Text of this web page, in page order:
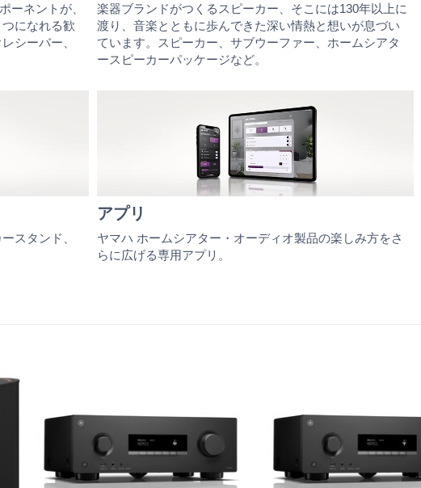
ーネントが、
になれる歓
シーバー、
楽器ブランドがつくるスピーカー、そこには130年以上に
渡り、音楽とともに歩んできた深い情熱と想いが息づい
ています。スピーカー、サブウーファー、ホームシアタ
ースピーカーパッケージなど。
スタンド、
アプリ
ヤマハ ホームシアター・オーディオ製品の楽しみ方をさ
らに広げる専用アプリ。